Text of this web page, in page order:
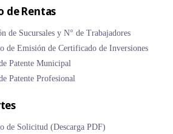
de Rentas
de Sucursales y N° de Trabajadores
de Emisión de Certificado de Inversiones
Patente Municipal
Patente Profesional
de Solicitud (Descarga PDF)